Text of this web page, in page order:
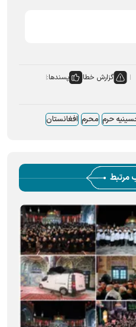
گزارش خطا
پسندها:
حرم محرم افغانستان
مرتبط